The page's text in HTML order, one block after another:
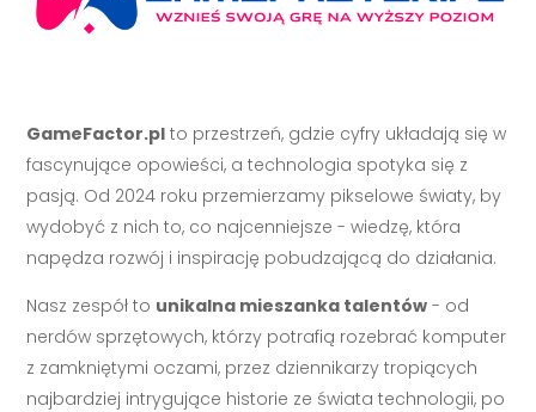
GameFactor.pl to przestrzeń, gdzie cyfry układają się w
fascynujące opowieści, a technologia spotyka się z
pasją. Od 2024 roku przemierzamy pikselowe światy, by
wydobyć z nich to, co najcenniejsze - wiedzę, która
napędza rozwój i inspirację pobudzającą do działania.
Nasz zespół to unikalna mieszanka talentów - od
nerdów sprzętowych, którzy potrafią rozebrać komputer
z zamkniętymi oczami, przez dziennikarzy tropiących
najbardziej intrygujące historie ze świata technologii, po